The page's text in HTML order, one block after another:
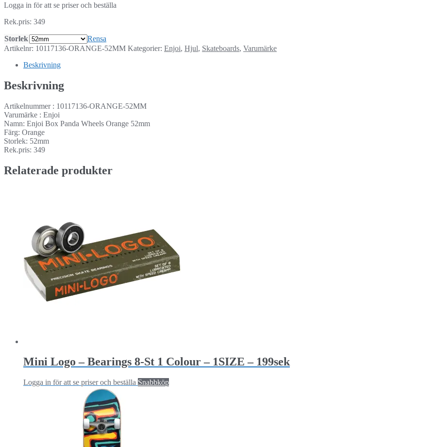
Logga in för att se priser och beställa
Rek.pris: 349
Storlek
Rensa
Artikelnr: 10117136-ORANGE-52MM Kategorier: Enjoi, Hjul, Skateboards, Varumärke
Beskrivning
Beskrivning
Artikelnummer : 10117136-ORANGE-52MM
Varumärke : Enjoi
Namn: Enjoi Box Panda Wheels Orange 52mm
Färg: Orange
Storlek: 52mm
Rek.pris: 349
Relaterade produkter
Mini Logo – Bearings 8-St 1 Colour – 1SIZE – 199sek
Logga in för att se priser och beställa Snabbköp